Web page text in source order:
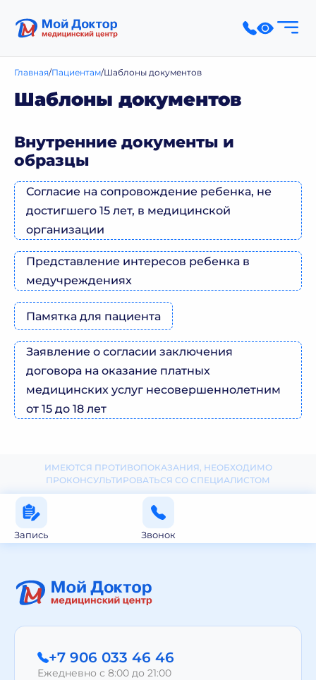
Главная Пациентам Шаблоны документов
Шаблоны документов
Внутренние документы и
образцы
Согласие на сопровождение ребенка, не
достигшего 15 лет, в медицинской
организации
Представление интересов ребенка в
медучреждениях
Памятка для пациента
Заявление о согласии заключения
договора на оказание платных
медицинских услуг несовершеннолетним
от 15 до 18 лет
ИМЕЮТСЯ ПРОТИВОПОКАЗАНИЯ, НЕОБХОДИМО
ПРОКОНСУЛЬТИРОВАТЬСЯ СО СПЕЦИАЛИСТОМ
Запись Звонок
+7 906 033 46 46
Ежедневно с 8:00 до 21:00